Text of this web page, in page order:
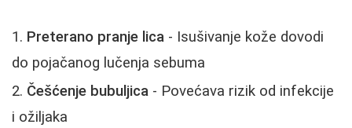
Preterano pranje lica - Isušivanje kože dovodi
do pojačanog lučenja sebuma
Češćenje bubuljica - Povećava rizik od infekcije
i ožiljaka